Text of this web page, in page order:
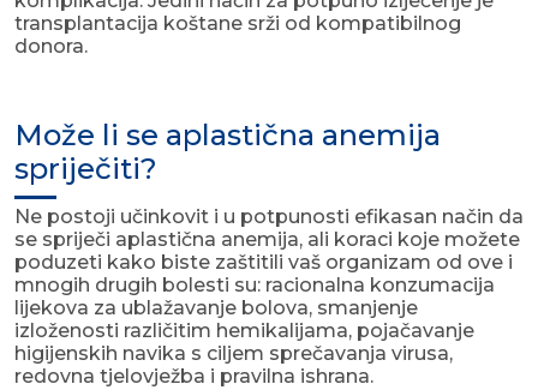
transplantacija koštane srži od kompatibilnog
donora.
Može li se aplastična anemija
spriječiti?
Ne postoji učinkovit i u potpunosti efikasan način da
se spriječi aplastična anemija, ali koraci koje možete
poduzeti kako biste zaštitili vaš organizam od ove i
mnogih drugih bolesti su: racionalna konzumacija
lijekova za ublažavanje bolova, smanjenje
izloženosti različitim hemikalijama, pojačavanje
higijenskih navika s ciljem sprečavanja virusa,
redovna tjelovježba i pravilna ishrana.